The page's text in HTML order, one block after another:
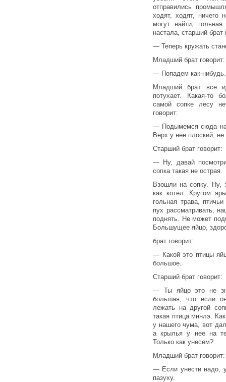
отправились
ходят, ходят, ничего
могут найти,
настала, старший брат
— Теперь кружать
Младший брат говорит:
— Попадем как-нибудь.
Младший брат все
потухает. Какая-то
самой сопке лесу
говорит:
— Подымемся сюда на
Верх у нее плоский,
Старший брат говорит:
— Ну, давай
сопка такая не острая.
Взошли на сопку. Ну,
как котел. Кругом
гольная трава,
пух рассматривать,
поднять. Не может
Большущее яйцо,
брат говорит:
— Какой это птицы
большое.
Старший брат говорит:
— Ты яйцо это не
большая, что если
лежать на другой
такая птица мннлэ.
у нашего чума, вот
а крылья у нее на
Только как унесем?
Младший брат говорит:
— Если унести надо,
пазуху.